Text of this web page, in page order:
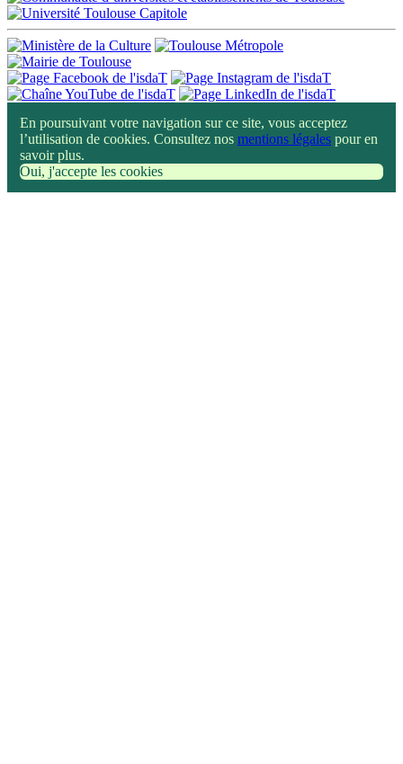
En poursuivant votre navigation sur ce site, vous acceptez
l’utilisation de cookies. Consultez nos mentions légales pour en
savoir plus.
Oui, j'accepte les cookies